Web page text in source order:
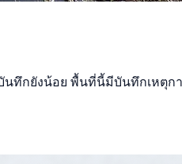
นทึกยังน้อย พื้นที่นี้มีบันทึกเหตุ